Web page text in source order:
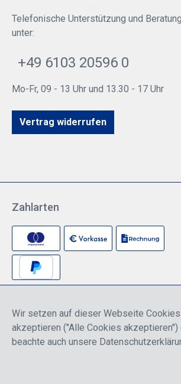
Telefonische Unterstützung und Beratung
unter:
+49 6103 20596 0
Mo-Fr, 09 - 13 Uhr und 13.30 - 17 Uhr
Vertrag widerrufen
Zahlarten
* Alle Preise sind einschließlich der
Wir setzen auf dieser Webseite
akzeptieren ("Alle Cookies
beachte auch unsere